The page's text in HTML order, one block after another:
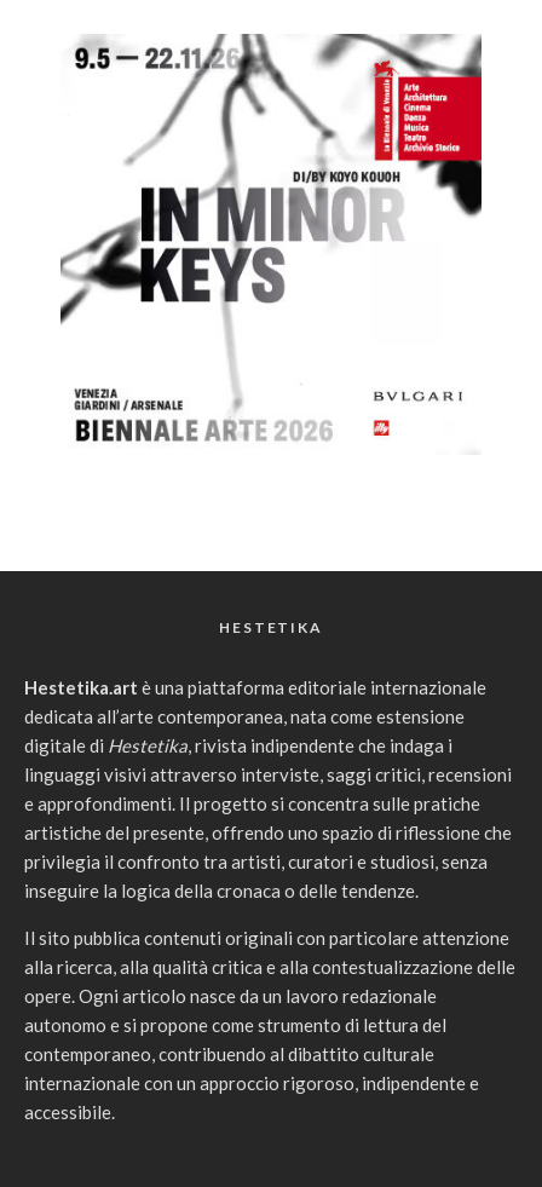
HESTETIKA
Hestetika.art è una piattaforma editoriale internazionale
dedicata all’arte contemporanea, nata come estensione
digitale di Hestetika, rivista indipendente che indaga i
linguaggi visivi attraverso interviste, saggi critici, recensioni
e approfondimenti. Il progetto si concentra sulle pratiche
artistiche del presente, offrendo uno spazio di riflessione che
privilegia il confronto tra artisti, curatori e studiosi, senza
inseguire la logica della cronaca o delle tendenze.
Il sito pubblica contenuti originali con particolare attenzione
alla ricerca, alla qualità critica e alla contestualizzazione delle
opere. Ogni articolo nasce da un lavoro redazionale
autonomo e si propone come strumento di lettura del
contemporaneo, contribuendo al dibattito culturale
internazionale con un approccio rigoroso, indipendente e
accessibile.